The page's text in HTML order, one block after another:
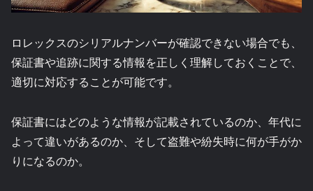
ロレックスのシリアルナンバーが確認できない場合でも、
保証書や追跡に関する情報を正しく理解しておくことで、
適切に対応することが可能です。
保証書にはどのような情報が記載されているのか、年代に
よって違いがあるのか、そして盗難や紛失時に何が手がか
りになるのか。